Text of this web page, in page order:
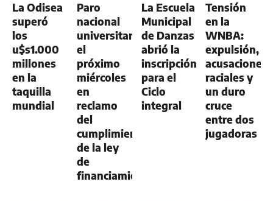
La Odisea
superó
los
u$s1.000
millones
en la
taquilla
mundial
Paro
nacional
universitario
el
próximo
miércoles
en
reclamo
del
cumplimiento
de la ley
de
financiamiento
La Escuela
Municipal
de Danzas
abrió la
inscripción
para el
Ciclo
integral
Tensión
en la
WNBA:
expulsión,
acusaciones
raciales y
un duro
cruce
entre dos
jugadoras